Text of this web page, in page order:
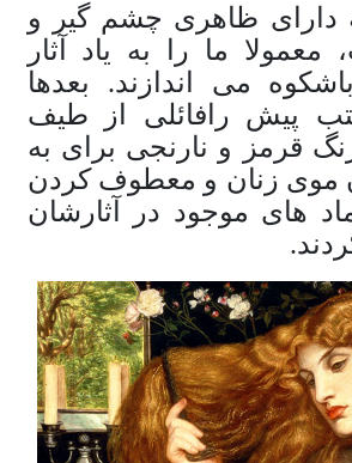
دارای ظاهری چشم گیر و
ما را به یاد آثار
می اندازند. بعدها
پیش رافائلی از طیف
قرمز و نارنجی برای به
موی زنان و معطوف کردن
های موجود در آثارشان